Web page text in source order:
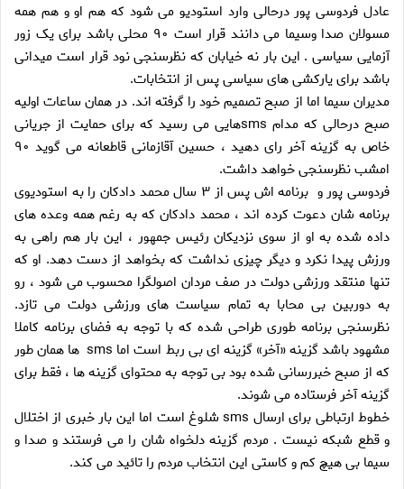
عادل فردوسی پور درحالی وارد استودیو می شود که هم او و هم همه
مسولان صدا وسیما می دانند قرار است ۹۰ محلی باشد برای یک زور
آزمایی سیاسی . این بار نه خیابان که نظرسنجی نود قرار است میدانی
باشد برای یارکشی های سیاسی پس از انتخابات.
مدیران سیما اما از صبح تصمیم خود را گرفته اند. در همان ساعات اولیه
صبح درحالی که مدام smsهایی می رسید که برای حمایت از جریانی
خاص به گزینه آخر رای دهید ، حسین آقازمانی قاطعانه می گوید ۹۰
امشب نظرسنجی خواهد داشت.
فردوسی پور و برنامه اش پس از ۳ سال محمد دادکان را به استودیوی
برنامه شان دعوت کرده اند ، محمد دادکان که به رغم همه وعده های
داده شده به او از سوی نزدیکان رئیس جمهور ، این بار هم راهی به
ورزش پیدا نکرد و دیگر چیزی نداشت که بخواهد از دست دهد. او که
تنها منتقد ورزشی دولت در صف مردان اصولگرا محسوب می شود ، رو
به دوربین بی محابا به تمام سیاست های ورزشی دولت می تازد.
نظرسنجی برنامه طوری طراحی شده که با توجه به فضای برنامه کاملا
مشهود باشد گزینه «آخر» گزینه ای بی ربط است اما sms ها همان طور
که از صبح خبررسانی شده بود بی توجه به محتوای گزینه ها ، فقط برای
گزینه آخر فرستاده می شوند.
خطوط ارتباطی برای ارسال sms شلوغ است اما این بار خبری از اختلال
و قطع شبکه نیست . مردم گزینه دلخواه شان را می فرستند و صدا و
سیما بی هیچ کم و کاستی این انتخاب مردم را تائید می کند.